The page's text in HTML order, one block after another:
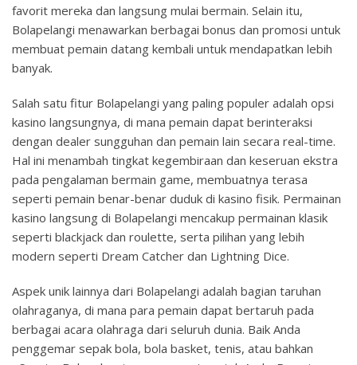
favorit mereka dan langsung mulai bermain. Selain itu,
Bolapelangi menawarkan berbagai bonus dan promosi untuk
membuat pemain datang kembali untuk mendapatkan lebih
banyak.
Salah satu fitur Bolapelangi yang paling populer adalah opsi
kasino langsungnya, di mana pemain dapat berinteraksi
dengan dealer sungguhan dan pemain lain secara real-time.
Hal ini menambah tingkat kegembiraan dan keseruan ekstra
pada pengalaman bermain game, membuatnya terasa
seperti pemain benar-benar duduk di kasino fisik. Permainan
kasino langsung di Bolapelangi mencakup permainan klasik
seperti blackjack dan roulette, serta pilihan yang lebih
modern seperti Dream Catcher dan Lightning Dice.
Aspek unik lainnya dari Bolapelangi adalah bagian taruhan
olahraganya, di mana para pemain dapat bertaruh pada
berbagai acara olahraga dari seluruh dunia. Baik Anda
penggemar sepak bola, bola basket, tenis, atau bahkan